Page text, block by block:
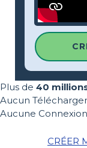
Plus de 40
Aucun
Aucune
CRÉER